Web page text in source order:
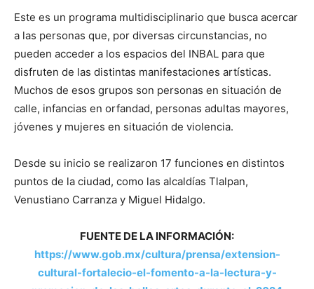
Este es un programa multidisciplinario que busca acercar
a las personas que, por diversas circunstancias, no
pueden acceder a los espacios del INBAL para que
disfruten de las distintas manifestaciones artísticas.
Muchos de esos grupos son personas en situación de
calle, infancias en orfandad, personas adultas mayores,
jóvenes y mujeres en situación de violencia.
Desde su inicio se realizaron 17 funciones en distintos
puntos de la ciudad, como las alcaldías Tlalpan,
Venustiano Carranza y Miguel Hidalgo.
FUENTE DE LA INFORMACIÓN:
https://www.gob.mx/cultura/prensa/extension-
cultural-fortalecio-el-fomento-a-la-lectura-y-